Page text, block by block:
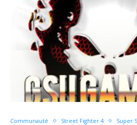
Communauté Street Fighter 4
Super